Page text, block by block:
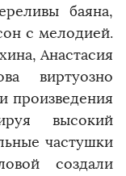
баяна,
с мелодией.
Анастасия
виртуозно
произведения
высокий
частушки
создали